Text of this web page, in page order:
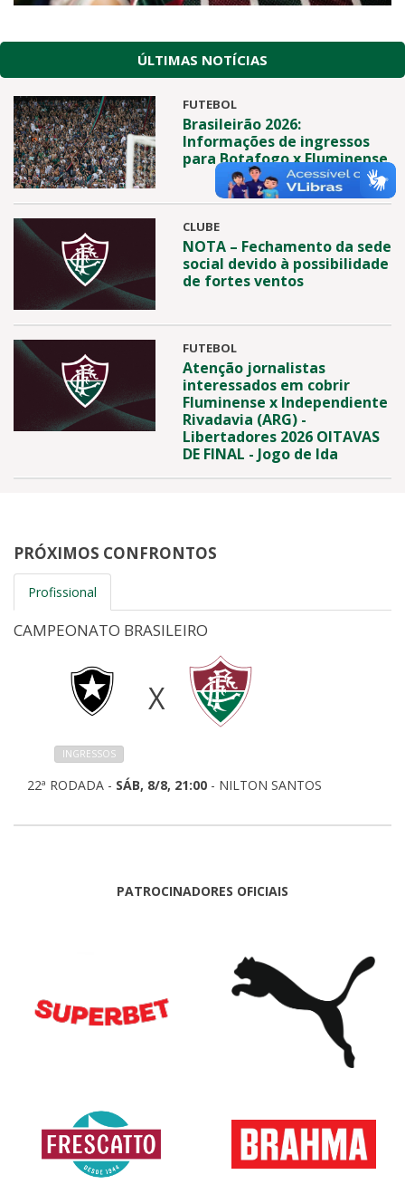
ÚLTIMAS NOTÍCIAS
FUTEBOL
Brasileirão 2026:
Informações de ingressos
para Botafogo x Fluminense
CLUBE
NOTA – Fechamento da sede
social devido à possibilidade
de fortes ventos
FUTEBOL
Atenção jornalistas
interessados em cobrir
Fluminense x Independiente
Rivadavia (ARG) -
Libertadores 2026 OITAVAS
DE FINAL - Jogo de Ida
PRÓXIMOS CONFRONTOS
Profissional
CAMPEONATO BRASILEIRO
X
INGRESSOS
22ª RODADA - SÁB, 8/8, 21:00 - NILTON SANTOS
PATROCINADORES OFICIAIS